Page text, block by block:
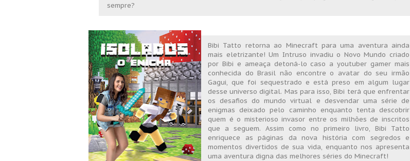
sempre?
Bibi Tatto retorna ao Minecraft para uma aventura ainda
mais eletrizante! Um Intruso invadiu o Novo Mundo criado
por Bibi e ameaça detoná-lo caso a youtuber gamer mais
conhecida do Brasil não encontre o avatar do seu irmão
Gagui, que foi sequestrado e está preso em algum lugar
desse universo digital. Mas para isso, Bibi terá que enfrentar
os desafios do mundo virtual e desvendar uma série de
enigmas deixado pelo caminho enquanto tenta descobrir
quem é o misterioso invasor entre os milhões de inscritos
que a seguem. Assim como no primeiro livro, Bibi Tatto
enriquece as páginas da nova história com segredos e
momentos divertidos de sua vida, enquanto nos apresenta
uma aventura digna das melhores séries do Minecraft!